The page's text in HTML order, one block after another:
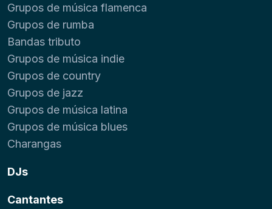
Grupos de música flamenca
Grupos de rumba
Bandas tributo
Grupos de música indie
Grupos de country
Grupos de jazz
Grupos de música latina
Grupos de música blues
Charangas
DJs
Cantantes